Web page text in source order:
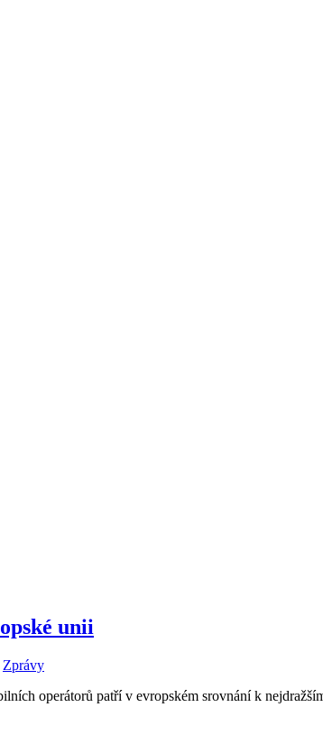
unii
Zprávy
operátorů patří v evropském srovnání k